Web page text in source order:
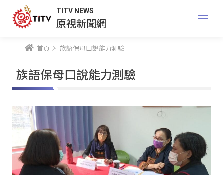
TITV NEWS
原視新聞網
首頁 族語保母口說能力測驗
族語保母口說能力測驗